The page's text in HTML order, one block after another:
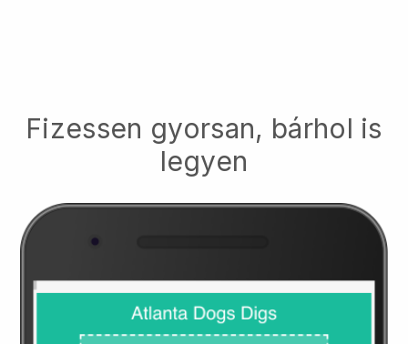
Fizessen gyorsan, bárhol is
legyen